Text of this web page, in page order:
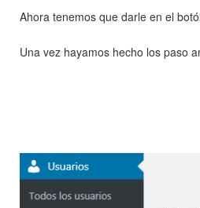
Ahora tenemos que darle en el
Una vez hayamos hecho los paso